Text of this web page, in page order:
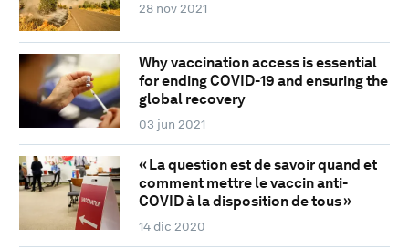
28 nov 2021
Why vaccination access is essential
for ending COVID-19 and ensuring the
global recovery
03 jun 2021
« La question est de savoir quand et
comment mettre le vaccin anti-
COVID à la disposition de tous »
14 dic 2020